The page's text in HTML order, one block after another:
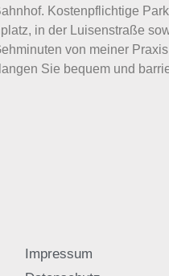
Kostenpflichtige
in der Luisenstraße
von meiner
Sie bequem und
Impressum